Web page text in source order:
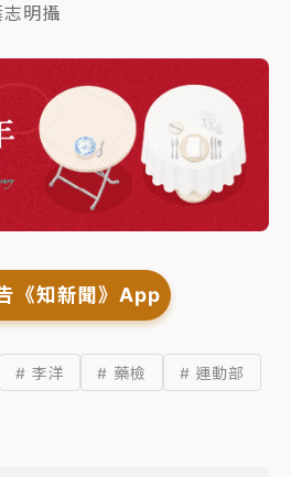
明攝
《知新聞》App
# 李洋 # 藥檢
# 運動部